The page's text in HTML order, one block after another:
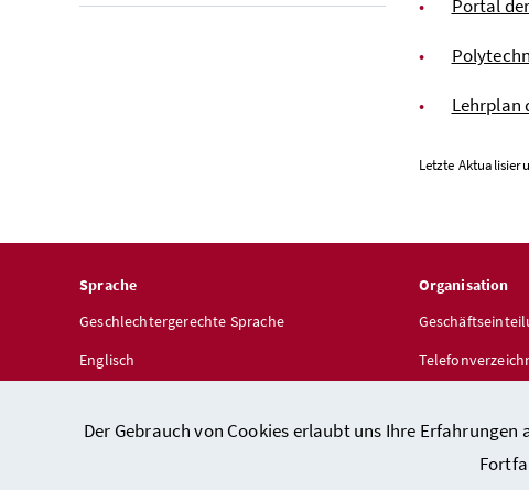
Der Gebrauch von Cookies erlaubt uns Ihre
Portal
Lehrplan
Letzte
Sprache
Geschlechtergerechte Sprache
Englisch
Organisation